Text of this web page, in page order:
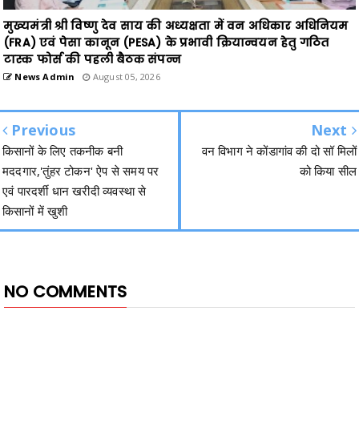
मुख्यमंत्री श्री विष्णु देव साय की अध्यक्षता में वन अधिकार अधिनियम
(FRA) एवं पेसा कानून (PESA) के प्रभावी क्रियान्वयन हेतु गठित
टास्क फोर्स की पहली बैठक संपन्न
News Admin August 05, 2026
Previous
किसानों के लिए तकनीक बनी
मददगार,'तुंहर टोकन' ऐप से समय पर
एवं पारदर्शी धान खरीदी व्यवस्था से
किसानों में खुशी
Next
वन विभाग ने कोंडागांव की दो सॉ मिलों
को किया सील
NO COMMENTS